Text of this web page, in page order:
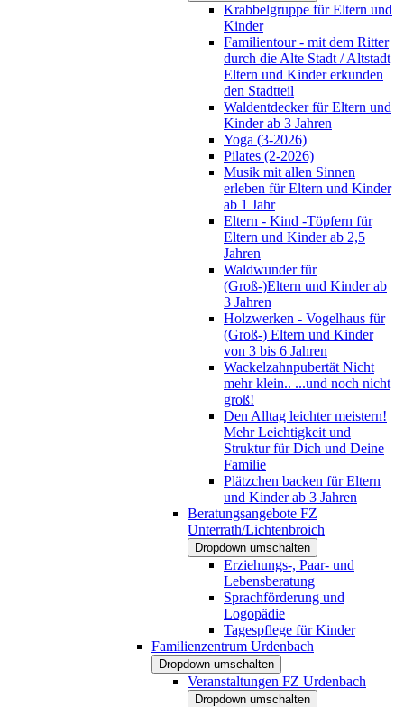
Krabbelgruppe für Eltern und
Kinder
Familientour - mit dem Ritter
durch die Alte Stadt / Altstadt
Eltern und Kinder erkunden
den Stadtteil
Waldentdecker für Eltern und
Kinder ab 3 Jahren
Yoga (3-2026)
Pilates (2-2026)
Musik mit allen Sinnen
erleben für Eltern und Kinder
ab 1 Jahr
Eltern - Kind -Töpfern für
Eltern und Kinder ab 2,5
Jahren
Waldwunder für
(Groß-)Eltern und Kinder ab
3 Jahren
Holzwerken - Vogelhaus für
(Groß-) Eltern und Kinder
von 3 bis 6 Jahren
Wackelzahnpubertät Nicht
mehr klein.. ...und noch nicht
groß!
Den Alltag leichter meistern!
Mehr Leichtigkeit und
Struktur für Dich und Deine
Familie
Plätzchen backen für Eltern
und Kinder ab 3 Jahren
Beratungsangebote FZ
Unterrath/Lichtenbroich
Dropdown umschalten
Erziehungs-, Paar- und
Lebensberatung
Sprachförderung und
Logopädie
Tagespflege für Kinder
Familienzentrum Urdenbach
Dropdown umschalten
Veranstaltungen FZ Urdenbach
Dropdown umschalten